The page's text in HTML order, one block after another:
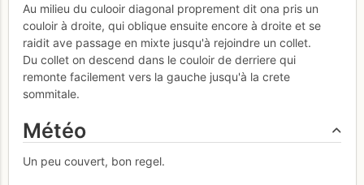
Au milieu du culooir diagonal proprement dit ona pris un
couloir à droite, qui oblique ensuite encore à droite et se
raidit ave passage en mixte jusqu'à rejoindre un collet.
Du collet on descend dans le couloir de derriere qui
remonte facilement vers la gauche jusqu'à la crete
sommitale.
Météo
Un peu couvert, bon regel.